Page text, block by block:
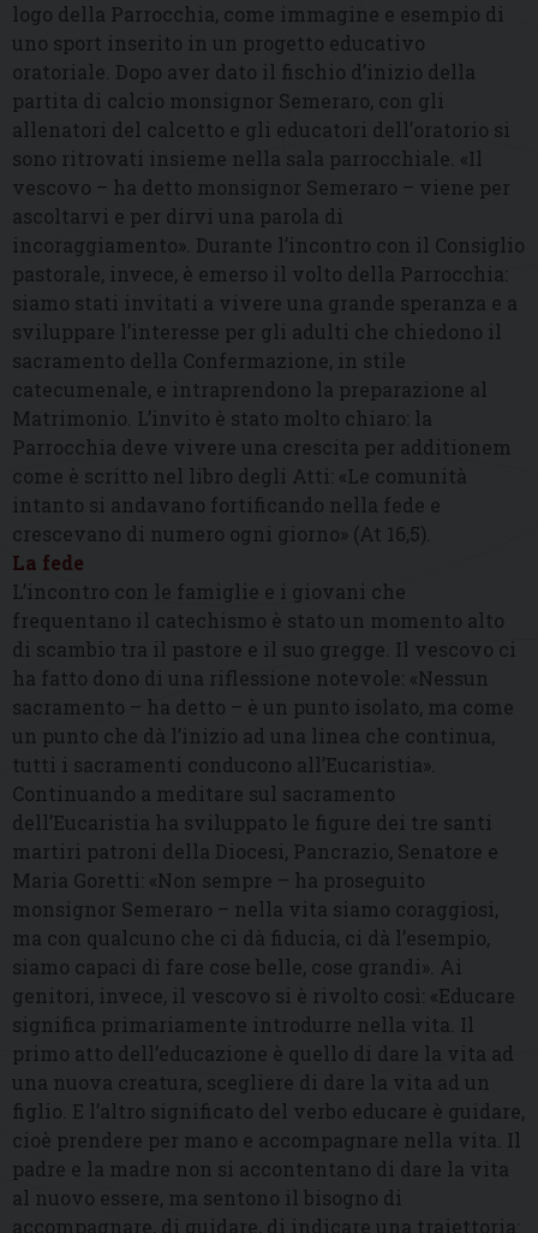
logo della Parrocchia, come immagine e esempio di
uno sport inserito in un progetto educativo
oratoriale. Dopo aver dato il fischio d’inizio della
partita di calcio monsignor Semeraro, con gli
allenatori del calcetto e gli educatori dell’oratorio si
sono ritrovati insieme nella sala parrocchiale. «Il
vescovo – ha detto monsignor Semeraro – viene per
ascoltarvi e per dirvi una parola di
incoraggiamento». Durante l’incontro con il Consiglio
pastorale, invece, è emerso il volto della Parrocchia:
siamo stati invitati a vivere una grande speranza e a
sviluppare l’interesse per gli adulti che chiedono il
sacramento della Confermazione, in stile
catecumenale, e intraprendono la preparazione al
Matrimonio. L’invito è stato molto chiaro: la
Parrocchia deve vivere una crescita per additionem
come è scritto nel libro degli Atti: «Le comunità
intanto si andavano fortificando nella fede e
crescevano di numero ogni giorno» (At 16,5).
La fede
L’incontro con le famiglie e i giovani che
frequentano il catechismo è stato un momento alto
di scambio tra il pastore e il suo gregge. Il vescovo ci
ha fatto dono di una riflessione notevole: «Nessun
sacramento – ha detto – è un punto isolato, ma come
un punto che dà l’inizio ad una linea che continua,
tutti i sacramenti conducono all’Eucaristia».
Continuando a meditare sul sacramento
dell’Eucaristia ha sviluppato le figure dei tre santi
martiri patroni della Diocesi, Pancrazio, Senatore e
Maria Goretti: «Non sempre – ha proseguito
monsignor Semeraro – nella vita siamo coraggiosi,
ma con qualcuno che ci dà fiducia, ci dà l’esempio,
siamo capaci di fare cose belle, cose grandi». Ai
genitori, invece, il vescovo si è rivolto così: «Educare
significa primariamente introdurre nella vita. Il
primo atto dell’educazione è quello di dare la vita ad
una nuova creatura, scegliere di dare la vita ad un
figlio. E l’altro significato del verbo educare è guidare,
cioè prendere per mano e accompagnare nella vita. Il
padre e la madre non si accontentano di dare la vita
al nuovo essere, ma sentono il bisogno di
accompagnare, di guidare, di indicare una traiettoria: